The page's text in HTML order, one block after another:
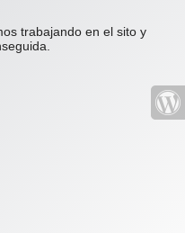
trabajando en el sito y